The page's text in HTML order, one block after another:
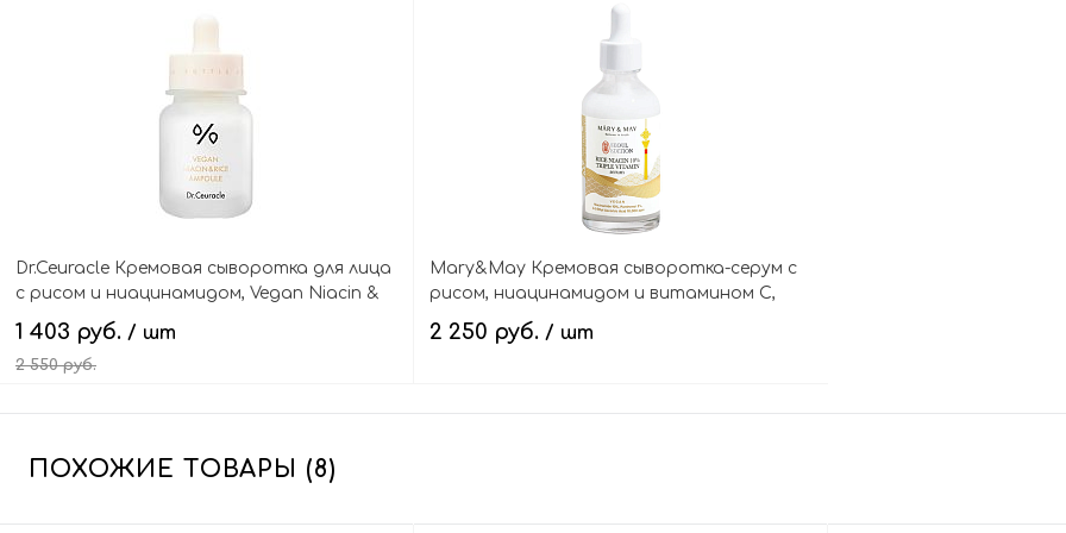
В корзину
Dr.Ceuracle Кремовая сыворотка для лица
с рисом и ниацинамидом, Vegan Niacin &
Rice Ampoule
1 403 руб. / шт
2 550 руб.
Mary&May Кремовая сыворотка-серум с
рисом, ниацинамидом и витамином С,
Vegan Rice Niacin 10% Triple Vitamin Serum
Seoul Edition
2 250 руб. / шт
ПОХОЖИЕ ТОВАРЫ (8)